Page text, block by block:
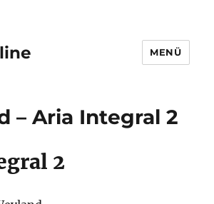
MENÜ
– Aria Integral 2
2